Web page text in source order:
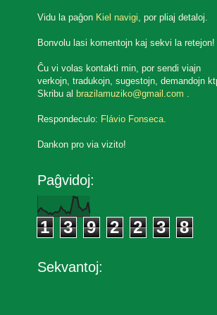
Vidu la paĝon Kiel navigi, por pliaj detaloj.
Bonvolu lasi komentojn kaj sekvi la retejon!
Ĉu vi volas kontakti min, por sendi viajn
verkojn, tradukojn, sugestojn, demandojn
Skribu al brazilamuziko@gmail.com .
Respondeculo: Flávio Fonseca.
Dankon pro via vizito!
Paĝvidoj:
1 3 9 2 2 3 8
Sekvantoj: